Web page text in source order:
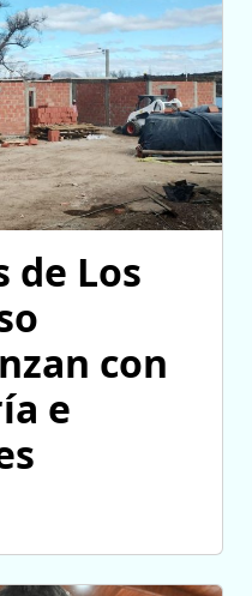
de Los
con
e